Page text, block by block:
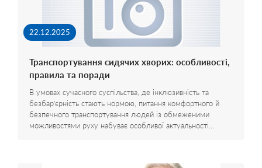
22.12.2025
Транспортування сидячих хворих: особливості,
правила та поради
В умовах сучасного суспільства, де інклюзивність та
безбар’єрність стають нормою, питання комфортного й
безпечного транспортування людей із обмеженими
можливостями руху набуває особливої актуальності…